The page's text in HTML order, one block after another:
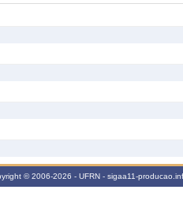
© 2006-2026 - UFRN - sigaa11-